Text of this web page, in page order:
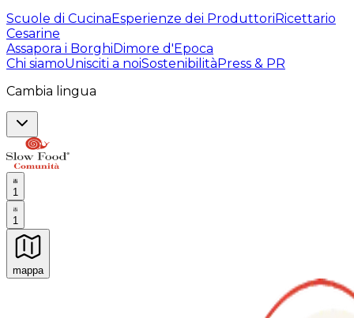
Scuole di CucinaEsperienze dei ProduttoriRicettario
Cesarine
Assapora i BorghiDimore d'Epoca
Chi siamoUnisciti a noiSostenibilitàPress & PR
Cambia lingua
1
1
mappa
Esperienze culinarie indimenticabili: Esperienze